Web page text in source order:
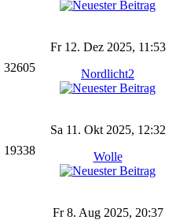
32605
Fr 12. Dez 2025, 11:53
Nordlicht2
19338
Sa 11. Okt 2025, 12:32
Wolle
Fr 8. Aug 2025, 20:37